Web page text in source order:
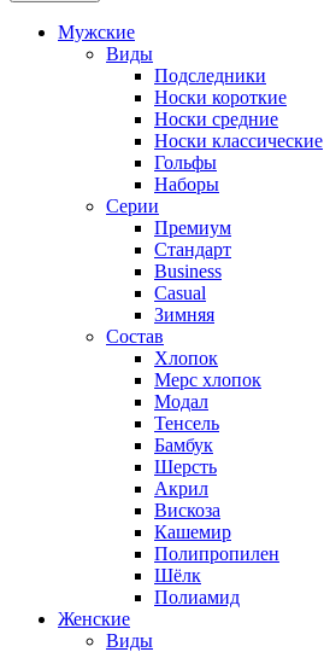
Мужские
Виды
Подследники
Носки короткие
Носки средние
Носки классические
Гольфы
Наборы
Серии
Премиум
Стандарт
Business
Casual
Зимняя
Состав
Хлопок
Мерс хлопок
Модал
Тенсель
Бамбук
Шерсть
Акрил
Вискоза
Кашемир
Полипропилен
Шёлк
Полиамид
Женские
Виды